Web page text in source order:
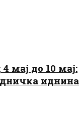
мај до 10 мај:
иднина